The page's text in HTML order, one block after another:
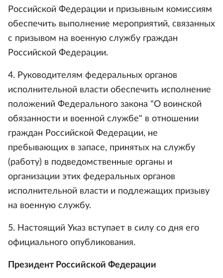
Российской Федерации и призывным комиссиям
обеспечить выполнение мероприятий, связанных
с призывом на военную службу граждан
Российской Федерации.
4. Руководителям федеральных органов
исполнительной власти обеспечить исполнение
положений Федерального закона "О воинской
обязанности и военной службе" в отношении
граждан Российской Федерации, не
пребывающих в запасе, принятых на службу
(работу) в подведомственные органы и
организации этих федеральных органов
исполнительной власти и подлежащих призыву
на военную службу.
5. Настоящий Указ вступает в силу со дня его
официального опубликования.
Президент Российской Федерации